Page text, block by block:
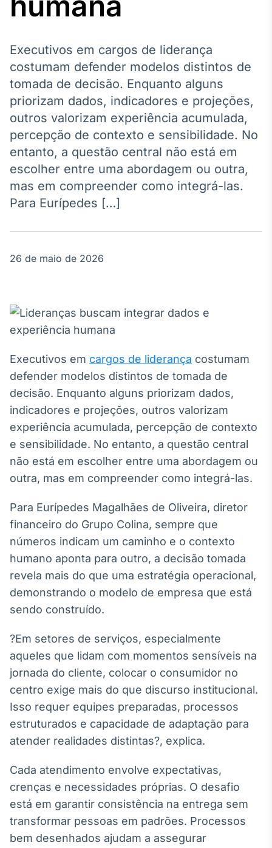
Broadcast
Político
Os bastidores da
política em
Broadcast
no Brasil
conteúdos
Soluções de Dados
Broadcast
Plataforma para
negociação de
Broadcast
Datafeed
integração de
conteúdos e
dados
Broadcast
Ticker
Cotações e
headlines de
Broadcast
Widgets
Componentes
para conteúdos e
funcionalidades
Broadcast
Wallboard
dados para
displays e telas
Broadcast
Curadoria
Executivos em cargos de liderança
costumam defender modelos distintos de
tomada de decisão. Enquanto alguns
priorizam dados, indicadores e projeções,
outros valorizam experiência acumulada,
percepção de contexto e sensibilidade. No
entanto, a questão central não está em
escolher entre uma abordagem ou outra,
mas em compreender como integrá-las.
Para Eurípedes […]
26 de maio de 2026
Executivos em cargos de liderança costumam
defender modelos distintos de tomada de
decisão. Enquanto alguns priorizam dados,
indicadores e projeções, outros valorizam
experiência acumulada, percepção de contexto
e sensibilidade. No entanto, a questão central
não está em escolher entre uma abordagem ou
outra, mas em compreender como integrá-las.
Para Eurípedes Magalhães de Oliveira, diretor
financeiro do Grupo Colina, sempre que
números indicam um caminho e o contexto
humano aponta para outro, a decisão tomada
revela mais do que uma estratégia operacional,
demonstrando o modelo de empresa que está
sendo construído.
?Em setores de serviços, especialmente
aqueles que lidam com momentos sensíveis na
jornada do cliente, colocar o consumidor no
centro exige mais do que discurso institucional.
Isso requer equipes preparadas, processos
estruturados e capacidade de adaptação para
atender realidades distintas?, explica.
Cada atendimento envolve expectativas,
crenças e necessidades próprias. O desafio
está em garantir consistência na entrega sem
transformar pessoas em padrões. Processos
bem desenhados ajudam a assegurar